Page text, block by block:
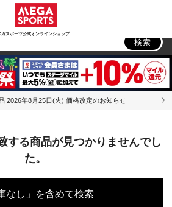
ガスポーツ公式オンラインショップ
ドア
検索
2026年8月25日(火) 価格改定のお知らせ
する商品が見つかりませんでし
た。
なし」を含めて検索